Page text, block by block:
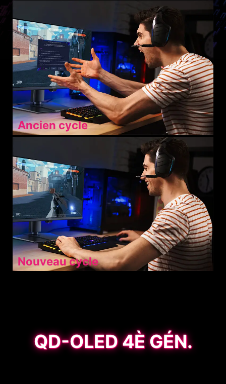
Ancien cycle
Nouveau cycle
QD-OLED 4È GÉN.